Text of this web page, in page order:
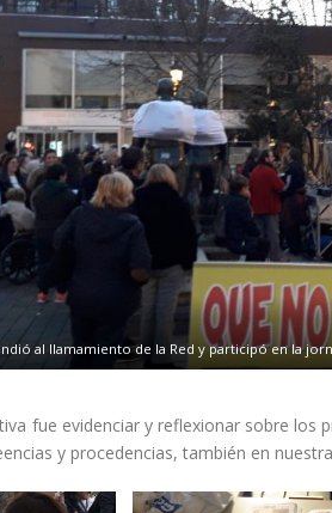
al llamamiento de la Red y participó en la
fue evidenciar y reflexionar sobre los
y procedencias, también en